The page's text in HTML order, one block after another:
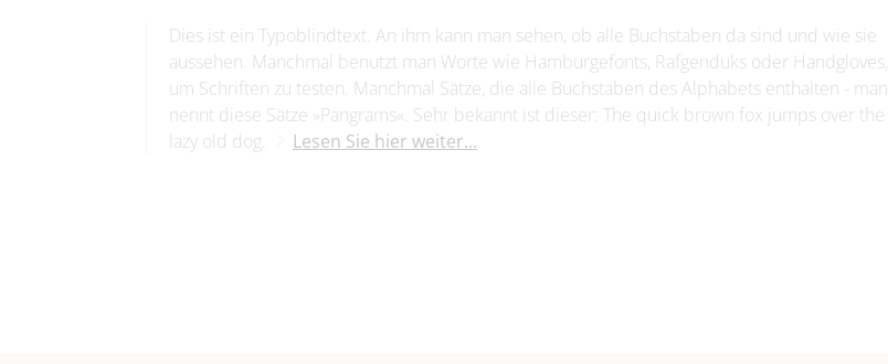
Dies ist ein Typoblindtext. An ihm kann man sehen, ob alle Buchstaben da sind und wie sie
aussehen. Manchmal benutzt man Worte wie Hamburgefonts, Rafgenduks oder Handgloves,
um Schriften zu testen. Manchmal Sätze, die alle Buchstaben des Alphabets enthalten - man
nennt diese Sätze »Pangrams«. Sehr bekannt ist dieser: The quick brown fox jumps over the
lazy old dog.
Lesen Sie hier weiter...